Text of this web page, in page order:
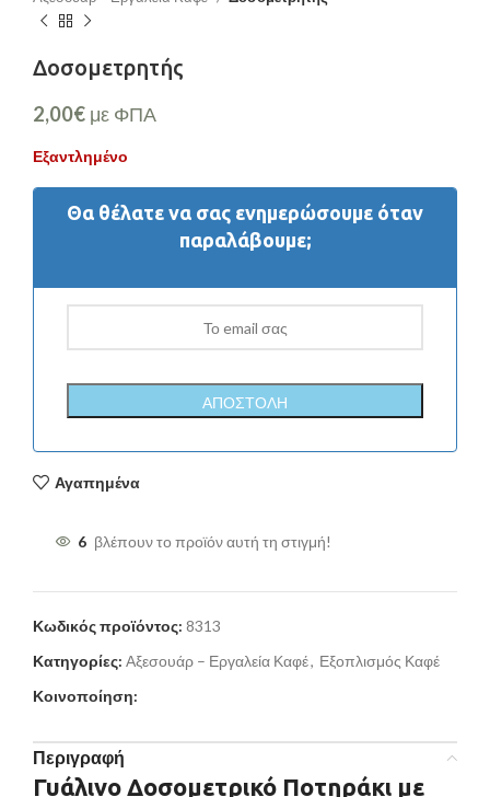
Δοσομετρητής
2,00€ με ΦΠΑ
Εξαντλημένο
Θα θέλατε να σας ενημερώσουμε όταν
παραλάβουμε;
Αγαπημένα
6 βλέπουν το προϊόν αυτή τη στιγμή!
Κωδικός προϊόντος: 8313
Κατηγορίες: Αξεσουάρ – Εργαλεία Καφέ, Εξοπλισμός Καφέ
Κοινοποίηση:
Περιγραφή
Γυάλινο Δοσομετρικό Ποτηράκι με